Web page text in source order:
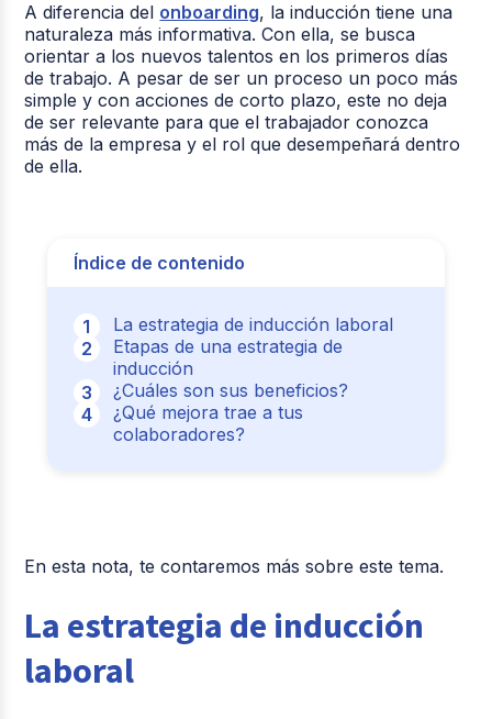
A diferencia del onboarding, la inducción tiene una
naturaleza más informativa. Con ella, se busca
orientar a los nuevos talentos en los primeros días
de trabajo. A pesar de ser un proceso un poco más
simple y con acciones de corto plazo, este no deja
de ser relevante para que el trabajador conozca
más de la empresa y el rol que desempeñará dentro
de ella.
Índice de contenido
La estrategia de inducción laboral
Etapas de una estrategia de
inducción
¿Cuáles son sus beneficios?
¿Qué mejora trae a tus
colaboradores?
En esta nota, te contaremos más sobre este tema.
La estrategia de inducción
laboral